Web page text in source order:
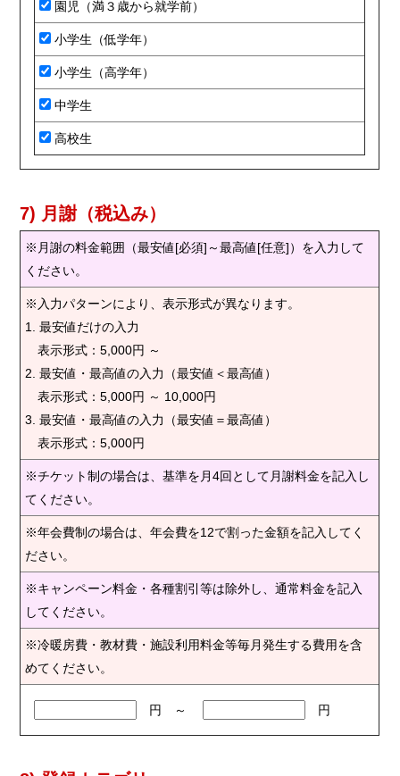
園児（満３歳から就学前）
小学生（低学年）
小学生（高学年）
中学生
高校生
7) 月謝（税込み）
※月謝の料金範囲（最安値[必須]～最高値[任意]）を入力して
ください。
※入力パターンにより、表示形式が異なります。
1. 最安値だけの入力
表示形式：5,000円 ～
2. 最安値・最高値の入力（最安値＜最高値）
表示形式：5,000円 ～ 10,000円
3. 最安値・最高値の入力（最安値＝最高値）
表示形式：5,000円
※チケット制の場合は、基準を月4回として月謝料金を記入し
てください。
※年会費制の場合は、年会費を12で割った金額を記入してく
ださい。
※キャンペーン料金・各種割引等は除外し、通常料金を記入
してください。
※冷暖房費・教材費・施設利用料金等毎月発生する費用を含
めてください。
円 ～ 円